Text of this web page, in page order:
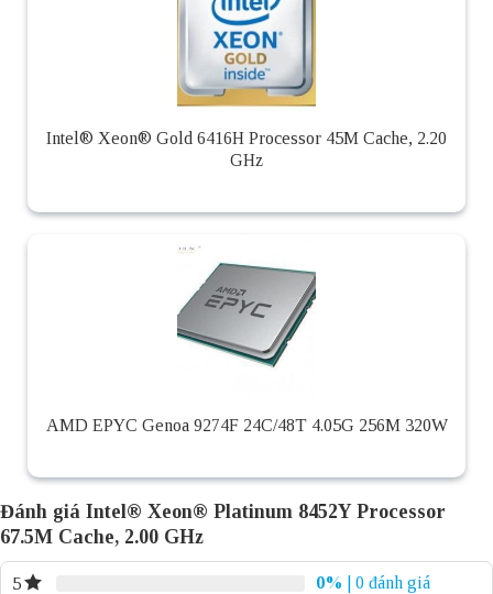
Intel® Xeon® Gold 6416H Processor 45M Cache, 2.20
GHz
AMD EPYC Genoa 9274F 24C/48T 4.05G 256M 320W
Đánh giá Intel® Xeon® Platinum 8452Y Processor
67.5M Cache, 2.00 GHz
5 0%
| 0 đánh giá